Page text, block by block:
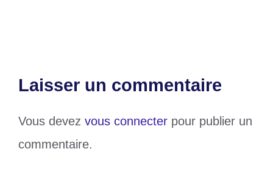
Laisser un commentaire
Vous devez vous connecter pour publier un
commentaire.